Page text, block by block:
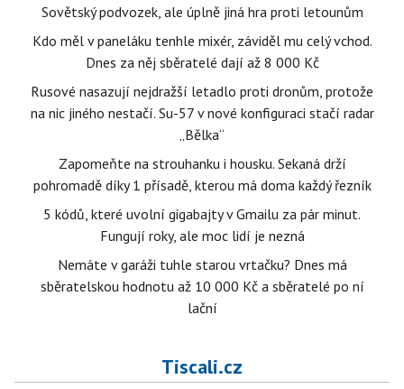
Sovětský podvozek, ale úplně jiná hra proti letounům
Kdo měl v paneláku tenhle mixér, záviděl mu celý vchod.
Dnes za něj sběratelé dají až 8 000 Kč
Rusové nasazují nejdražší letadlo proti dronům, protože
na nic jiného nestačí. Su-57 v nové konfiguraci stačí radar
„Bělka“
Zapomeňte na strouhanku i housku. Sekaná drží
pohromadě díky 1 přísadě, kterou má doma každý řezník
5 kódů, které uvolní gigabajty v Gmailu za pár minut.
Fungují roky, ale moc lidí je nezná
Nemáte v garáži tuhle starou vrtačku? Dnes má
sběratelskou hodnotu až 10 000 Kč a sběratelé po ní
lační
Tiscali.cz